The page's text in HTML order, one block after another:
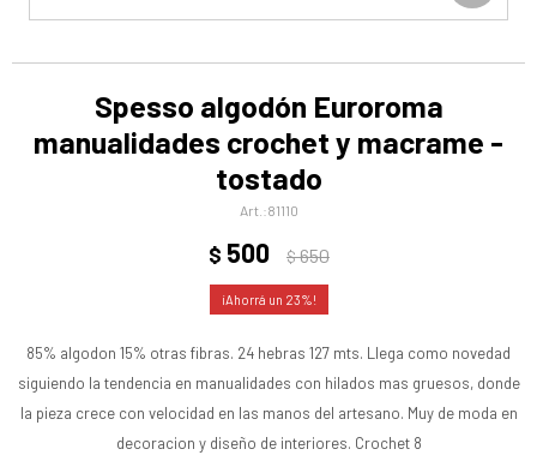
Spesso algodón Euroroma
manualidades crochet y macrame -
tostado
81110
$ 500 $650
23
85% algodon 15% otras fibras. 24 hebras 127 mts. Llega como novedad
siguiendo la tendencia en manualidades con hilados mas gruesos, donde
la pieza crece con velocidad en las manos del artesano. Muy de moda en
decoracion y diseño de interiores. Crochet 8